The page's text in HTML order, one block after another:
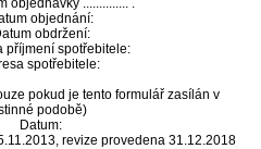
objednávky .............. .
objednání:
obdržení:
příjmení spotřebitele:
spotřebitele:
pokud je tento formulář zasílán v
podobě)
Datum:
revize provedena 31.12.2018